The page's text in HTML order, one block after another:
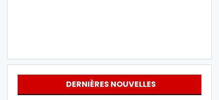
DERNIÈRES NOUVELLES